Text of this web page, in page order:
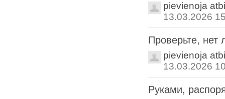
pievienoja
13.03.2026
Проверьте, нет
pievienoja
13.03.2026
Руками,